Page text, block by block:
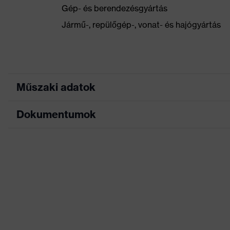
Gép- és berendezésgyártás
Jármű-, repülőgép-, vonat- és hajógyártás
Műszaki adatok
Keresőszín (szűrő)
Dokumentumok